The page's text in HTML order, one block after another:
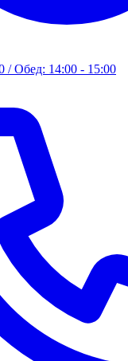
/ Обед: 14:00 - 15:00